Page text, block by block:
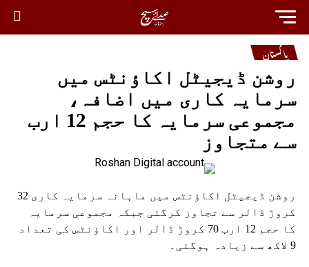
پاکستان
روشن ڈیجیٹل اکاؤنٹس میں
سرمایہ کاری میں اضافہ،
مجموعی سرمایہ کا حجم 12 ارب
سے متجاوز
روشن ڈیجیٹل اکاؤنٹس میں ماہانہ سرمایہ کاری 32
کروڑ ڈالر سے تجاوز کرگئی جبکہ مجموعی سرمایہ
کا حجم 12 ارب 70 کروڑ ڈالر اور اکاؤنٹس کی تعداد
9 لاکھ سے زیادہ ہوگئی۔